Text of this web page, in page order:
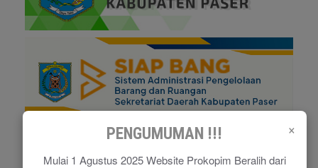
×
PENGUMUMAN !!!
Mulai 1 Agustus 2025 Website Prokopim Beralih dari